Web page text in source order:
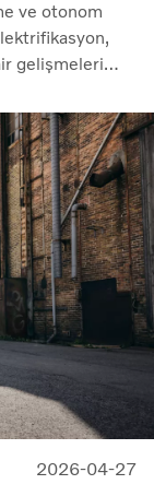
ve otonom
gelişmeleri
2026-04-27